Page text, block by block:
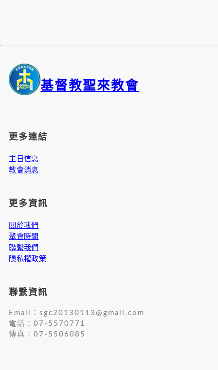
基督教聖來教會
更多連結
主日信息
教會消息
更多資訊
關於我們
聚會時間
聯繫我們
隱私權政策
聯繫資訊
Email：sgc20130113@gmail.com
電話：07-5570771
傳真：07-5506085